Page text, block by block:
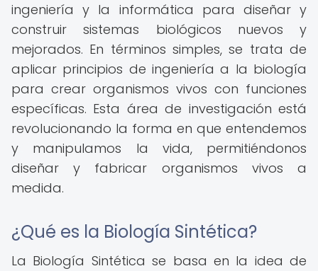
ingeniería y la informática para diseñar y
construir sistemas biológicos nuevos y
mejorados. En términos simples, se trata de
aplicar principios de ingeniería a la biología
para crear organismos vivos con funciones
específicas. Esta área de investigación está
revolucionando la forma en que entendemos
y manipulamos la vida, permitiéndonos
diseñar y fabricar organismos vivos a
medida.
¿Qué es la Biología Sintética?
La Biología Sintética se basa en la idea de